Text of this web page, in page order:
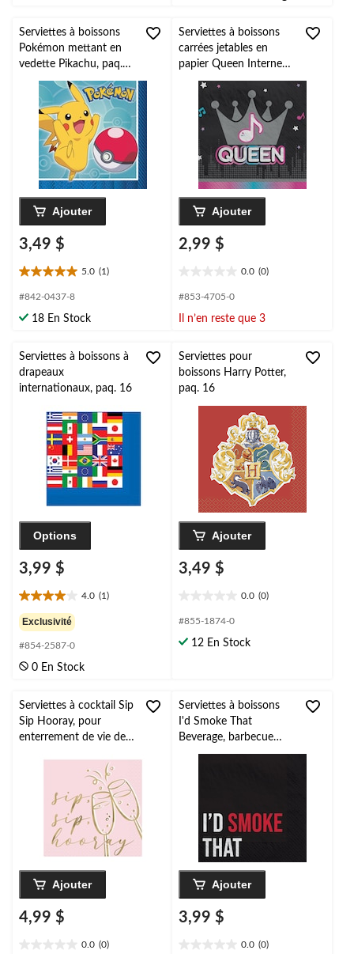
Serviettes à boissons
Pokémon mettant en
vedette Pikachu, paq.
Ajouter
3,49 $
5.0 (1)
5.0
étoile(s)
5.
évaluation
#842-0437-8
18 En Stock
Serviettes à boissons
carrées jetables en
papier Queen Internet
Famous, blanc/rose, 5
épaisseurs, pour fête
d'anniversaire
Ajouter
2,99 $
0.0 (0)
étoile(s)
5.
#853-4705-0
Il n’en reste que 3
Serviettes à boissons à
drapeaux
internationaux, paq. 16
Options
3,99 $
4.0 (1)
4.0
étoile(s)
sur
5.
1
Exclusivité
#854-2587-0
0 En Stock
Serviettes pour
boissons Harry Potter,
paq. 16
Ajouter
3,49 $
0.0 (0)
étoile(s)
5.
#855-1874-0
12 En Stock
Serviettes à cocktail Sip
Sip Hooray, pour
enterrement de vie de
épaisseurs, rose et
doré, 5 po, paq. 16
Ajouter
4,99 $
0.0 (0)
Serviettes à boissons
I'd Smoke That
Beverage, barbecue
estival, paq. 16
Ajouter
3,99 $
0.0 (0)